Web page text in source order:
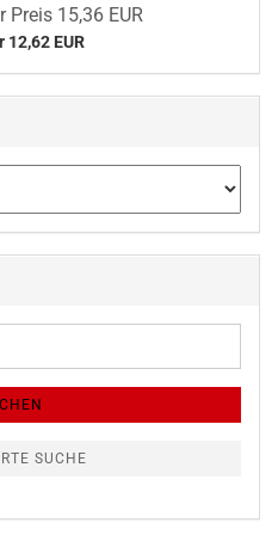
Preis 15,36 EUR
12,62 EUR
SUCHE